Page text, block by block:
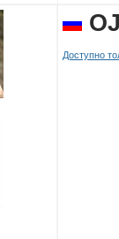
Доступно